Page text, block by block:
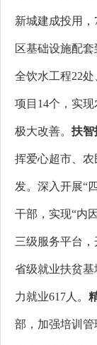
新城建成投用，
区基础设施配
全饮水工程22
项目14个，实
极大改善。 扶智
挥爱心超市、农
发。深入开展“
干部，实现“内
三级服务平台
省级就业扶贫
力就业617人。
部， 加强培训管